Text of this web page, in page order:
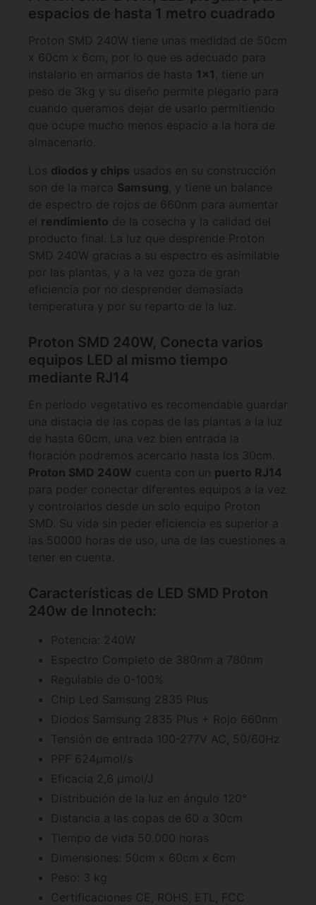
espacios de hasta 1 metro cuadrado
Proton SMD 240W tiene unas medidad de 50cm
x 60cm x 6cm, por lo que es adecuado para
instalarlo en armarios de hasta 1x1 , tiene un
peso de 3kg y su diseño permite plegarlo para
cuando queramos dejar de usarlo permitiendo
que ocupe mucho menos espacio a la hora de
almacenarlo.
Los diodos y chips usados en su construcción
son de la marca Samsung, y tiene un balance
de espectro de rojos de 660nm para aumentar
el rendimiento de la cosecha y la calidad del
producto final. La luz que desprende Proton
SMD 240W gracias a su espectro es asimilable
por las plantas, y a la vez goza de gran
eficiencia por no desprender demasiada
temperatura y por su reparto de la luz.
Proton SMD 240W, Conecta varios
equipos LED al mismo tiempo
mediante RJ14
En periodo vegetativo es recomendable guardar
una distacia de las copas de las plantas a la luz
de hasta 60cm, una vez bien entrada la
floración podremos acercarlo hasta los 30cm.
Proton SMD 240W cuenta con un puerto RJ14
para poder conectar diferentes equipos a la vez
y controlarlos desde un solo equipo Proton
SMD. Su vida sin peder eficiencia es superior a
las 50000 horas de uso, una de las cuestiones a
tener en cuenta.
Características de LED SMD Proton
240w de Innotech:
Potencia: 240W
Espectro Completo de 380nm a 780nm
Regulable de 0-100%
Chip Led Samsung 2835 Plus
Diodos Samsung 2835 Plus + Rojo 660nm
Tensión de entrada 100-277V AC, 50/60Hz
PPF 624μmol/s
Eficacia 2,6 µmol/J
Distribución de la luz en ángulo 120°
Distancia a las copas de 60 a 30cm
Tiempo de vida 50.000 horas
Dimensiones: 50cm x 60cm x 6cm
Peso: 3 kg
Certificaciones CE, ROHS, ETL, FCC